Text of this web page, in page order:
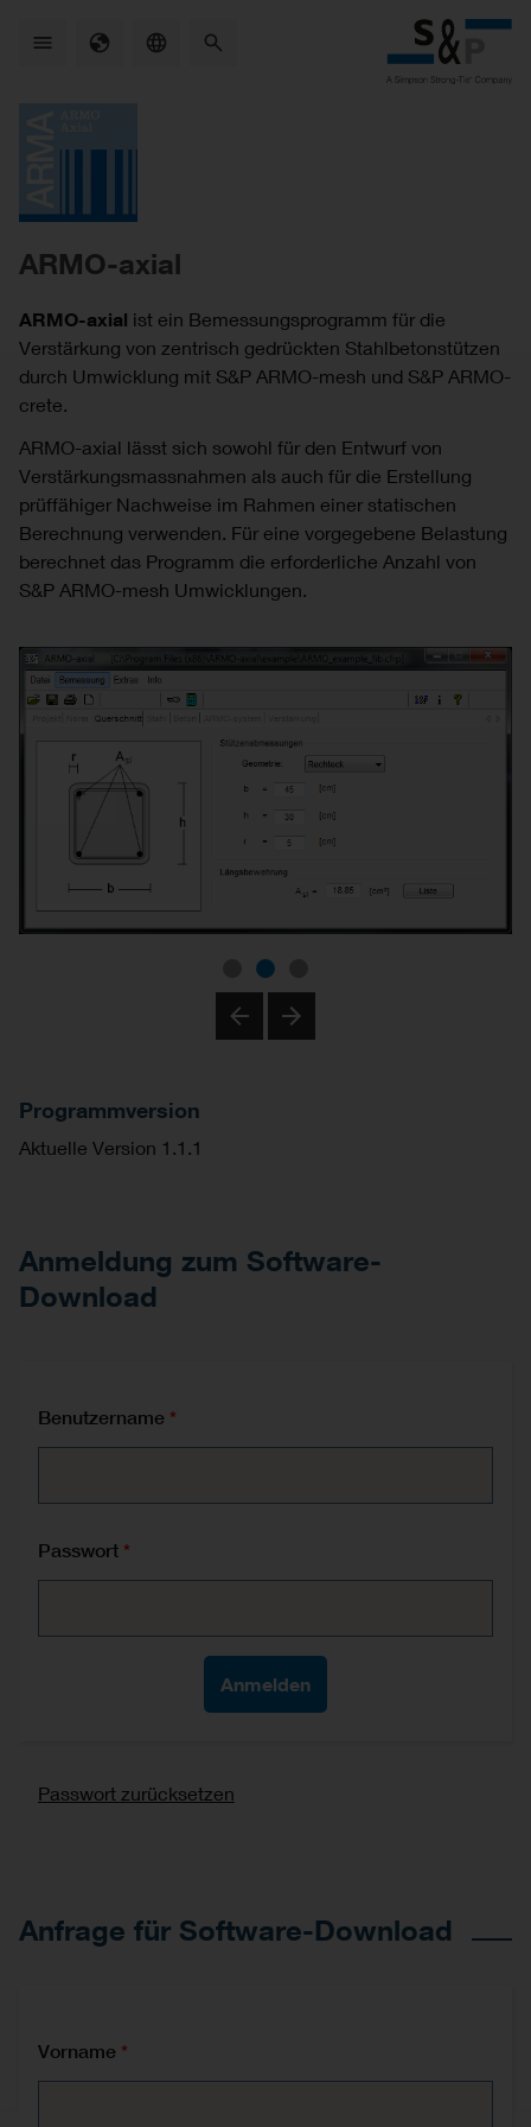
ARMO-axial
ARMO-axial ist ein Bemessungsprogramm für die
Verstärkung von zentrisch gedrückten Stahlbetonstützen
durch Umwicklung mit S&P ARMO-mesh und S&P ARMO-
crete.
ARMO-axial lässt sich sowohl für den Entwurf von
Verstärkungsmassnahmen als auch für die Erstellung
prüffähiger Nachweise im Rahmen einer statischen
Berechnung verwenden. Für eine vorgegebene Belastung
berechnet das Programm die erforderliche Anzahl von
S&P ARMO-mesh Umwicklungen.
PreviousNext
Programmversion
Aktuelle Version 1.1.1
Anmeldung zum Software-
Download
Benutzername
Passwort
Passwort zurücksetzen
Anfrage für Software-Download
Vorname